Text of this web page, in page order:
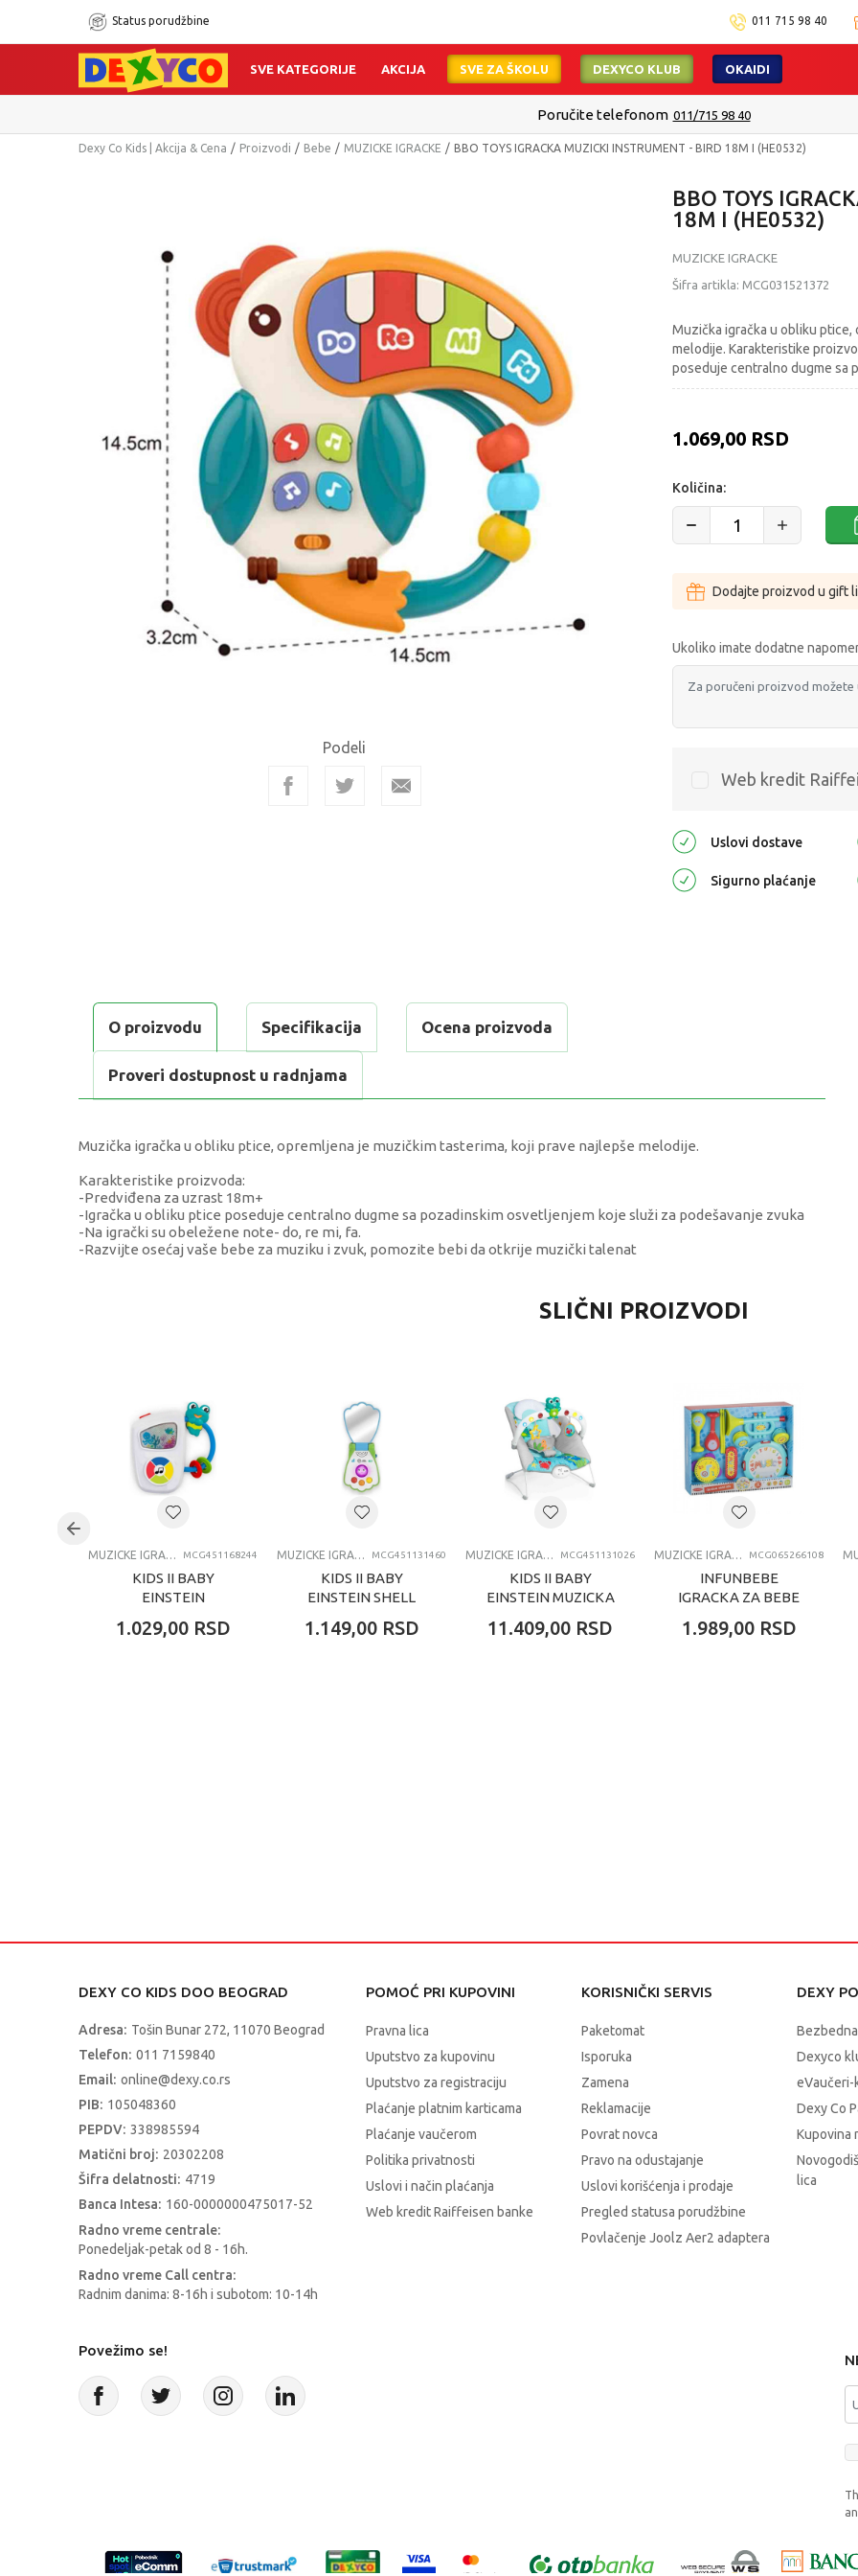
Status porudžbine 011 715 98 40
SVE KATEGORIJE AKCIJA SVE ZA ŠKOLU DEXYCO KLUB OKAIDI
Dexy Co Kids | Akcija & Cena Proizvodi Bebe MUZICKE IGRACKE BBO TOYS IGRACKA MUZICKI INSTRUMENT - BIRD 18M I (HE0532)
Podeli
BBO TOYS
18M I (HE0532)
MUZICKE IGRACKE
Šifra artikla: MCG031521372
Muzička igračka u obliku ptice,
melodije. Karakteristike
poseduje centralno dugme sa
1.069,00 RSD
Količina:
Dodajte proizvod u gift
Ukoliko imate dodatne
Web kredit
Uslovi dostave
Sigurno plaćanje
O proizvodu Specifikacija Ocena proizvoda
Proveri dostupnost u radnjama
Muzička igračka u obliku ptice, opremljena je muzičkim tasterima, koji prave najlepše melodije.
Karakteristike proizvoda:
-Predviđena za uzrast 18m+
-Igračka u obliku ptice poseduje centralno dugme sa pozadinskim osvetljenjem koje služi za podešavanje zvuka
-Na igrački su obeležene note- do, re mi, fa.
-Razvijte osećaj vaše bebe za muziku i zvuk, pomozite bebi da otkrije muzički talenat
MUZICKE IGRACKE
univerzalno
Uzrast 0-12 meseci
Kategorija MUZICKE IGRACKE
SLIČNI PROIZVODI
MUZICKE IGRACKE MCG451168244
KIDS II BABY
EINSTEIN
MELODIES
1.029,00 RSD
MUZICKE IGRACKE MCG451131460
KIDS II BABY
EINSTEIN SHELL
IGRACKA ZA BEBE -
1.149,00 RSD
MUZICKE IGRACKE MCG451131026
KIDS II BABY
EINSTEIN MUZICKA
IT NEPTUNE 13102
11.409,00 RSD
MUZICKE IGRACKE MCG065266108
INFUNBEBE
IGRACKA ZA BEBE
(12M I )
1.989,00 RSD
DEXY CO KIDS DOO BEOGRAD
Adresa: Tošin Bunar 272, 11070 Beograd
Telefon: 011 7159840
Email: online@dexy.co.rs
PIB: 105048360
PEPDV: 338985594
Matični broj: 20302208
Šifra delatnosti: 4719
Banca Intesa: 160-0000000475017-52
Radno vreme centrale:
Ponedeljak-petak od 8 - 16h.
Radno vreme Call centra:
Radnim danima: 8-16h i subotom: 10-14h
POMOĆ PRI KUPOVINI
Pravna lica
Uputstvo za kupovinu
Uputstvo za registraciju
Plaćanje platnim karticama
Plaćanje vaučerom
Politika privatnosti
Uslovi i način plaćanja
Web kredit Raiffeisen banke
KORISNIČKI SERVIS
Paketomat
Isporuka
Zamena
Reklamacije
Povrat novca
Pravo na odustajanje
Uslovi korišćenja i prodaje
Pregled statusa porudžbine
Povlačenje Joolz Aer2 adaptera
DEXY
Dexyco
Dexy Co
Kupovina
lica
Povežimo se!